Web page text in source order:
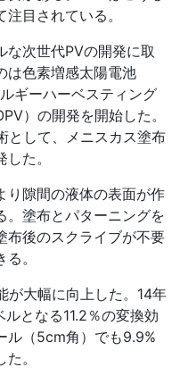
目されている。
な次世代PVの開発に取
は色素増感太陽電池
ギーハーベスティング
）の開発を開始した。
として、メニスカス塗布
た。
り隙間の液体の表面が作
。塗布とパターニングを
布後のスクライブが不要
。
が大幅に向上した。14年
となる11.2％の変換効
ル（5cm角）でも9.9%
。